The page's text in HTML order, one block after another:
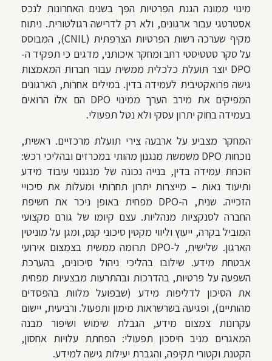
מינוי ממונה הגנת הפרטיות הפך בשנים האחרונות לנכס
אסטרטגי עבור ארגונים, ולא רק לדרישה רגולטורית. ניתוח
מקיף שערכה רשות הפרטיות הצרפתית (CNIL), המבוסס
על סקר סטטיסטי רחב ומחקר איכותני, מדגים כי תפקיד ה-
DPO יוצר תועלת כלכלית ממשית עבור חברות המאמצות
גישה פרואקטיבית לעמידה בדין. במילים אחרות, הארגונים
המפיקים את מירב הערך ממינוי DPO הם אלו הרואים
בעמידה בחוק יתרון עסקי ולא נטל תפעולי.
המחקר מצביע על ארבעה צירי תועלת מרכזיים. ראשית,
נוכחות DPO משמשת מנגנון מהותי במכרזים ובהליכי רכש:
הוכחת עמידה בדין, בנייה נכונה של מנגנוני עיבוד מידע
ותיעוד נאות – מייצרות יתרון תחרותי ומעלות את סיכויי
הזכייה. שנית, ה-DPO מפחית באופן ניכר את חשיפת
החברה לסנקציות מנהליות. עצם קיומו של גורם מקצועי
המוביל בקרה, ייעוץ וליווי מקטין סיכוני קנס, ומגן על מוניטין
הארגון. שלישית, ל-DPO תרומה ממשית בצמצום אירועי
אבטחת מידע. שילובו בהליכי ניהול סיכונים, בהערכת
השפעה על פרטיות, בהדרכות ובהתרעות מבצעיות מפחית
את הסיכון לדליפות מידע (שבפועל מלוות בהפסדים
מהותיים), ופגיעה בשרשראות מימון ותפעול. ורביעית, יישום
עקרונות צמצום מידע, הגבלת שימוש ושיפור מבנה
המאגרים מניב חיסכון תפעולי: הפחתת עלויות אחסון,
הקטנת וקטורי תקיפה, והגברת יעילות גישה למידע.